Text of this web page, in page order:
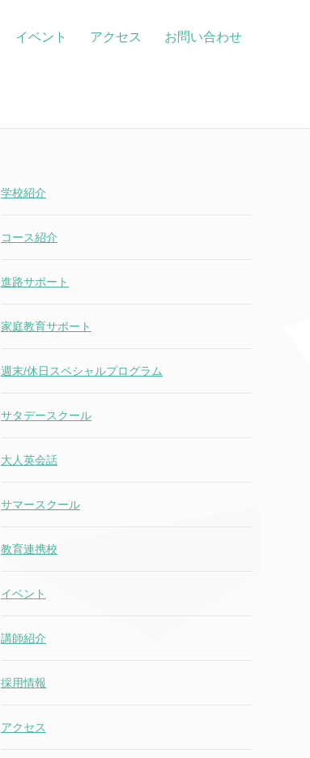
イベント アクセス お問い合わせ
学校紹介
コース紹介
進路サポート
家庭教育サポート
週末/休日スペシャルプログラム
サタデースクール
大人英会話
サマースクール
教育連携校
イベント
講師紹介
採用情報
アクセス